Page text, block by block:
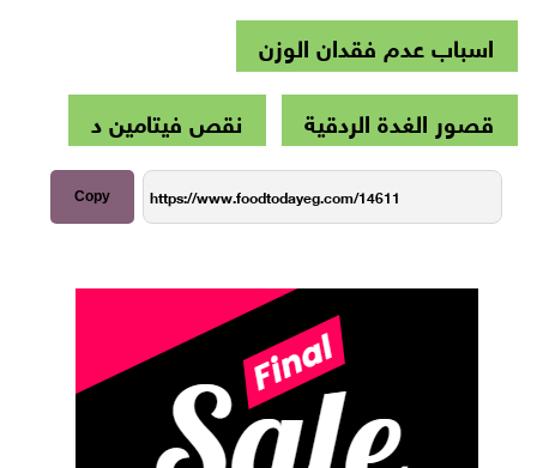
اسباب عدم فقدان الوزن
قصور الغدة الردقية
نقص فيتامين د
Copy